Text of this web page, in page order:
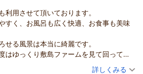
からの返信
り、厚く御礼申し上げます。
オン那須にご来館いただき心より感謝
ともにご感想を頂戴し、重ねて御礼申
利用させて頂いております。
すく、お風呂も広く快適、お食事も美味
せる風景は本当に綺麗です。
はゆっくり敷島ファームを見て回ってみ
（投稿日：2026/06/17）
詳しくみる